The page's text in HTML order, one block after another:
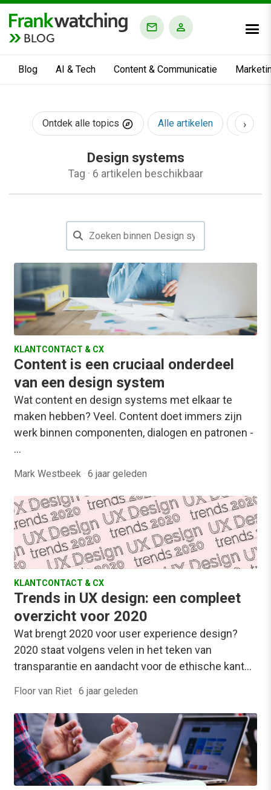
BLOG
Blog AI & Tech Content & Communicatie
Ontdek alle topics Alle artikelen AI &
›
Design systems
Tag · 6 artikelen beschikbaar
KLANTCONTACT & CX
Content is een cruciaal onderdeel
van een design system
Wat content en design systems met elkaar te
maken hebben? Veel. Content doet immers zijn
werk binnen componenten, dialogen en patronen -
…
Mark Westbeek · 6 jaar geleden
KLANTCONTACT & CX
Trends in UX design: een compleet
overzicht voor 2020
Wat brengt 2020 voor user experience design?
2020 staat volgens velen in het teken van
transparantie en aandacht voor de ethische kant…
Floor van Riet · 6 jaar geleden